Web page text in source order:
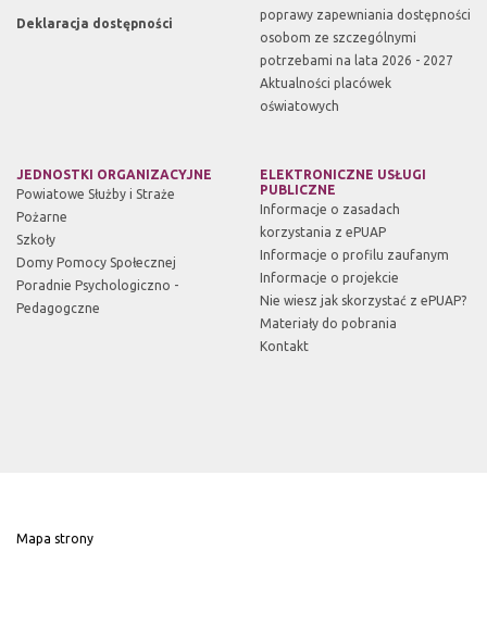
Deklaracja dostępności
poprawy zapewniania dostępności
osobom ze szczególnymi
potrzebami na lata 2026 - 2027
Aktualności placówek
oświatowych
JEDNOSTKI ORGANIZACYJNE
Powiatowe Służby i Straże
Pożarne
Szkoły
Domy Pomocy Społecznej
Poradnie Psychologiczno -
Pedagogczne
ELEKTRONICZNE USŁUGI
PUBLICZNE
Informacje o zasadach
korzystania z ePUAP
Informacje o profilu zaufanym
Informacje o projekcie
Nie wiesz jak skorzystać z ePUAP?
Materiały do pobrania
Kontakt
Mapa strony